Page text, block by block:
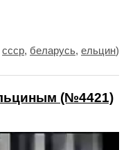
ссср, беларусь, ельцин)
(№4421)